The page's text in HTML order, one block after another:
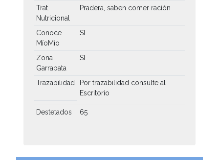
Trat.
Nutricional
Pradera, saben comer ración
Conoce
MíoMío
SI
Zona
Garrapata
SI
Trazabilidad
Por trazabilidad consulte al
Escritorio
Destetados 65